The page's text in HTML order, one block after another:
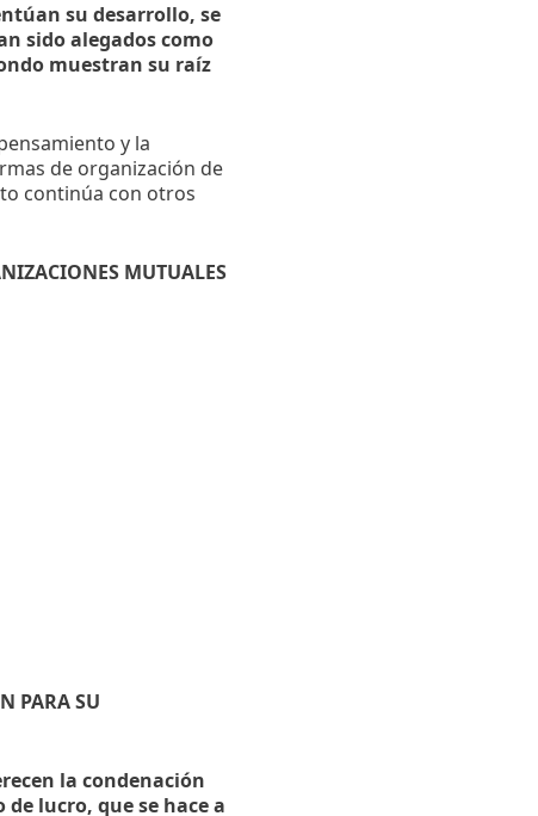
su desarrollo, se
sido alegados como
muestran su raíz
y la
de organización de
continúa con otros
MUTUALES
PARA SU
la condenación
lucro, que se hace a